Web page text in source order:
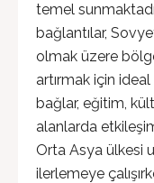
temel
bağlantılar,
olmak üzere
artırmak için
bağlar, eğitim,
alanlarda
Orta Asya ülkesi
ilerlemeye